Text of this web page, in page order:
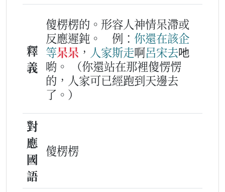
釋
義
傻楞楞的。形容人神情呆滯或
反應遲鈍。
例： 你還在該企
等呆呆 ， 人家斯走啊呂宋去吔
喲。
（你還站在那裡傻愣愣
的，人家可已經跑到天邊去
了。）
對
應
國
語
傻楞楞